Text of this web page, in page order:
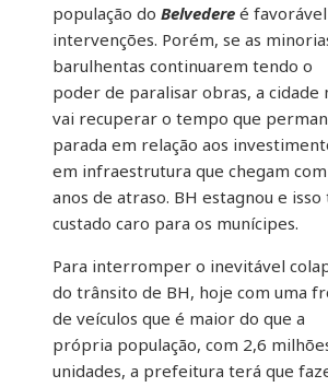
população do Belvedere é favorável
intervenções. Porém, se as
barulhentas continuarem tendo o
poder de paralisar obras, a cidade
vai recuperar o tempo que
parada em relação aos
em infraestrutura que chegam
anos de atraso. BH estagnou e isso
custado caro para os munícipes.
Para interromper o inevitável
do trânsito de BH, hoje com uma
de veículos que é maior do que a
própria população, com 2,6
unidades, a prefeitura terá que